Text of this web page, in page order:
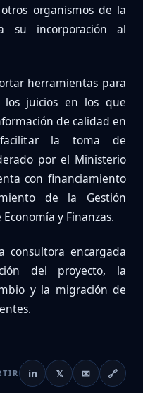
organismos de la
su incorporación al
herramientas para
juicios en los que
de calidad en
la toma de
por el Ministerio
con financiamiento
de la Gestión
y Finanzas.
consultora encargada
del proyecto, la
y la migración de
in 𝕏 ✉ 🔗